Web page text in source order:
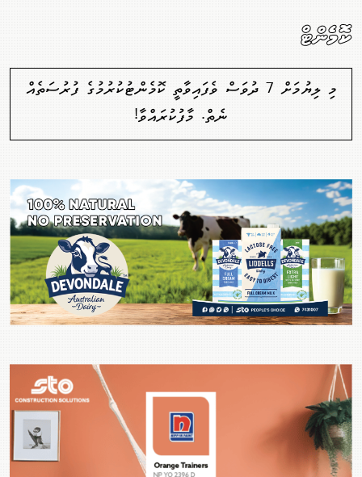
ކޮމެންޓް
މި ލިޔުމަށް 7 ދުވަސް ވެފައިވާތީ ކޮމެންޓުކުރުމުގެ ފުރުސަތެއް
ނެތް. މާފުކުރައްވާ!